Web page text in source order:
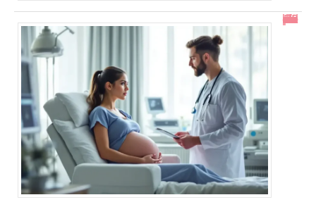
En combien de temps se résorbe un décollement placentaire ?